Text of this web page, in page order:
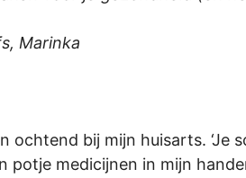
Marinka
ochtend bij mijn huisarts.
potje medicijnen in mijn